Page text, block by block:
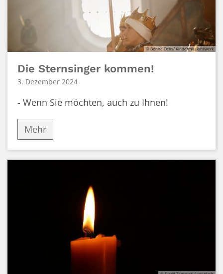
© Benne Ochs/ Kindermissionswerk
Die Sternsinger kommen!
3. Dezember 2024
- Wenn Sie möchten, auch zu Ihnen!
Mehr